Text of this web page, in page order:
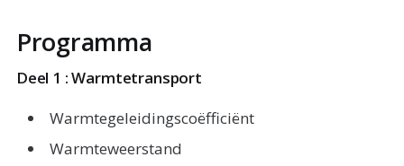
Programma
Deel 1 : Warmtetransport
Warmtegeleidingscoëfficiënt
Warmteweerstand